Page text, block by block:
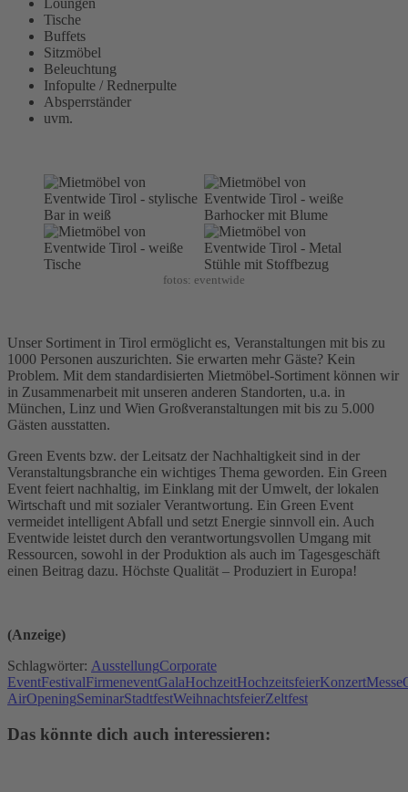
Tische
Buffets
Sitzmöbel
Beleuchtung
Infopulte / Rednerpulte
Absperrständer
uvm.
fotos: eventwide
Unser Sortiment in Tirol ermöglicht es, Veranstaltungen mit bis zu
1000 Personen auszurichten. Sie erwarten mehr Gäste? Kein
Problem. Mit dem standardisierten Mietmöbel-Sortiment können wir
in Zusammenarbeit mit unseren anderen Standorten, u.a. in
München, Linz und Wien Großveranstaltungen mit bis zu 5.000
Gästen ausstatten.
Green Events bzw. der Leitsatz der Nachhaltigkeit sind in der
Veranstaltungsbranche ein wichtiges Thema geworden. Ein Green
Event feiert nachhaltig, im Einklang mit der Umwelt, der lokalen
Wirtschaft und mit sozialer Verantwortung. Ein Green Event
vermeidet intelligent Abfall und setzt Energie sinnvoll ein. Auch
Eventwide leistet durch den verantwortungsvollen Umgang mit
Ressourcen, sowohl in der Produktion als auch im Tagesgeschäft
einen Beitrag dazu. Höchste Qualität – Produziert in Europa!
(Anzeige)
Schlagwörter: AusstellungCorporate
EventFestivalFirmeneventGalaHochzeitHochzeitsfeierKonzertMesse
AirOpeningSeminarStadtfestWeihnachtsfeierZeltfest
Das könnte dich auch interessieren: